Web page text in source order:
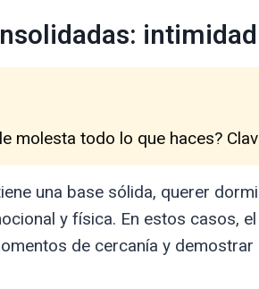
molesta todo lo que haces?
una base sólida, querer
y física. En estos casos,
de cercanía y